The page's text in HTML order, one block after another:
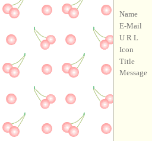
Name
E-Mail
U R L
Icon
Title
Message